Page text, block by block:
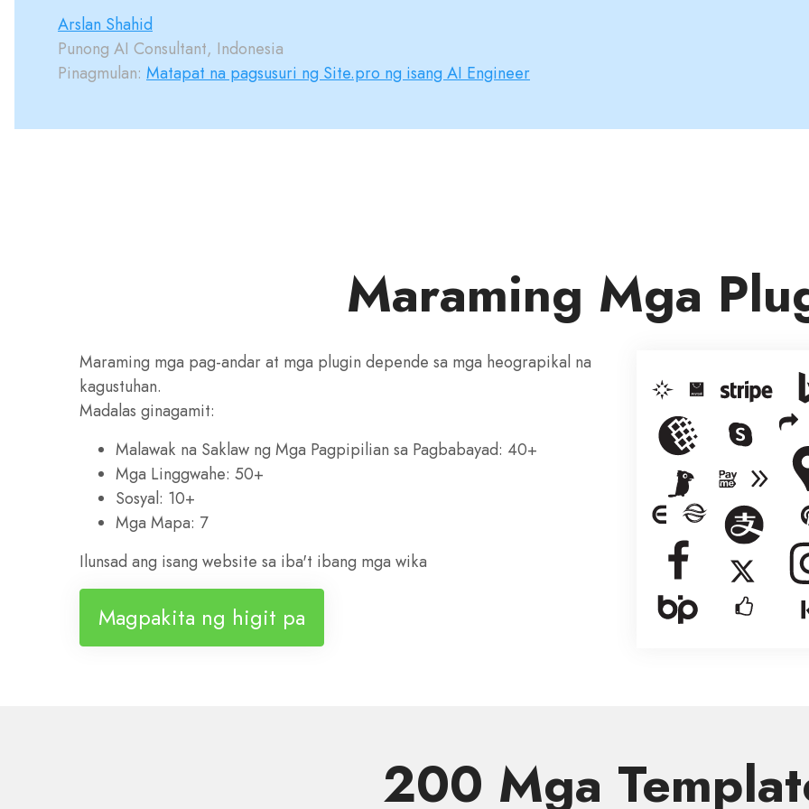
Arslan Shahid
Punong AI Consultant, Indonesia
Pinagmulan: Matapat na pagsusuri ng Site.pro ng isang AI Engineer
Maraming Mga
Maraming mga pag-andar at mga plugin depende sa mga heograpikal na
kagustuhan.
Madalas ginagamit:
Malawak na Saklaw ng Mga Pagpipilian sa Pagbabayad: 40+
Mga Linggwahe: 50+
Sosyal: 10+
Mga Mapa: 7
Ilunsad ang isang website sa iba't ibang mga wika
Magpakita ng higit pa
200 Mga